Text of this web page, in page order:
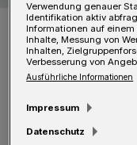
Der direktgewählte
Foto: Christoph Busse
Verwendung genauer
Identifikation aktiv
Informationen auf
Inhalte, Messung von
Inhalten,
Verbesserung von
Ausführliche Informationen
Impressum
Datenschutz